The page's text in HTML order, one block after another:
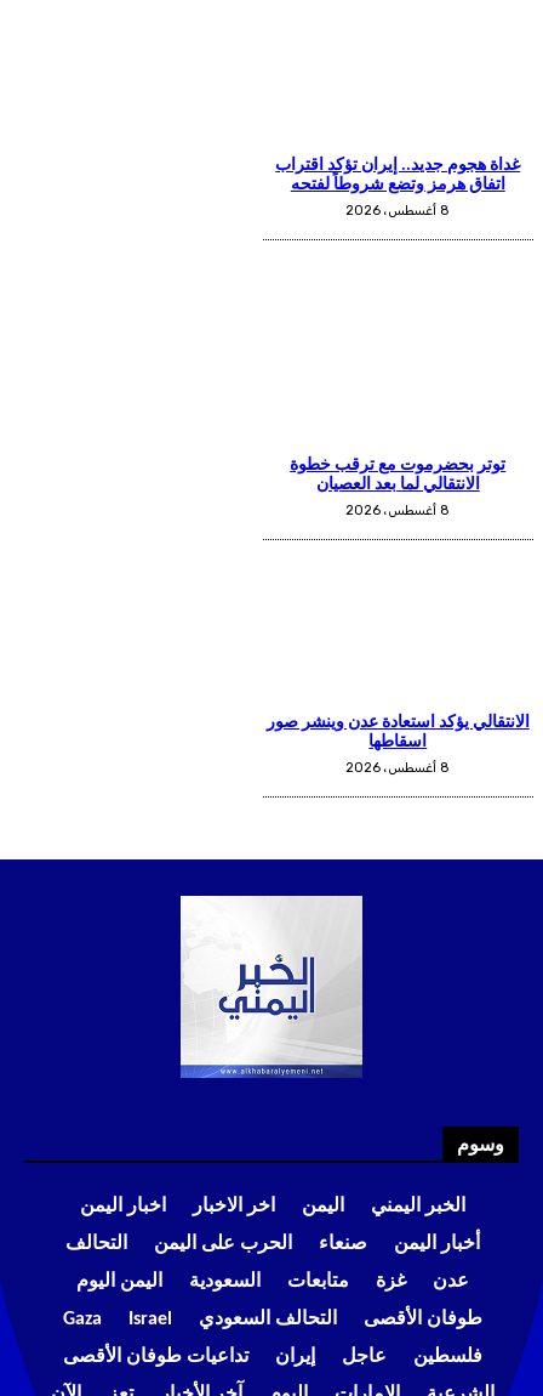
وسوم
الخبر اليمني اليمن اخر الاخبار
اخبار اليمن
أخبار اليمن
صنعاء الحرب على اليمن
التحالف
عدن
غزة متابعات السعودية
اليمن اليوم
طوفان الأقصى
التحالف السعودي Israel
Gaza
فلسطين
عاجل إيران
تداعيات طوفان الأقصى